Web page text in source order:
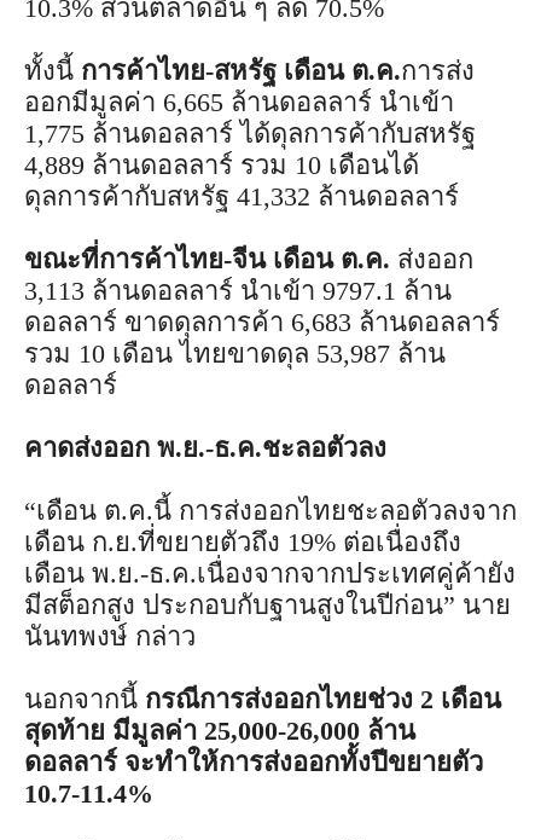
10.3% ส่วนตลาดอื่น ๆ ลด 70.5%
ทั้งนี้ การค้าไทย-สหรัฐ เดือน ต.ค.การส่ง
ออกมีมูลค่า 6,665 ล้านดอลลาร์ นำเข้า
1,775 ล้านดอลลาร์ ได้ดุลการค้ากับสหรัฐ
4,889 ล้านดอลลาร์ รวม 10 เดือนได้
ดุลการค้ากับสหรัฐ 41,332 ล้านดอลลาร์
ขณะที่การค้าไทย-จีน เดือน ต.ค. ส่งออก
3,113 ล้านดอลลาร์ นำเข้า 9797.1 ล้าน
ดอลลาร์ ขาดดุลการค้า 6,683 ล้านดอลลาร์
รวม 10 เดือน ไทยขาดดุล 53,987 ล้าน
ดอลลาร์
คาดส่งออก พ.ย.-ธ.ค.ชะลอตัวลง
“เดือน ต.ค.นี้ การส่งออกไทยชะลอตัวลงจาก
เดือน ก.ย.ที่ขยายตัวถึง 19% ต่อเนื่องถึง
เดือน พ.ย.-ธ.ค.เนื่องจากจากประเทศคู่ค้ายัง
มีสต็อกสูง ประกอบกับฐานสูงในปีก่อน” นาย
นันทพงษ์ กล่าว
นอกจากนี้ กรณีการส่งออกไทยช่วง 2 เดือน
สุดท้าย มีมูลค่า 25,000-26,000 ล้าน
ดอลลาร์ จะทำให้การส่งออกทั้งปีขยายตัว
10.7-11.4%